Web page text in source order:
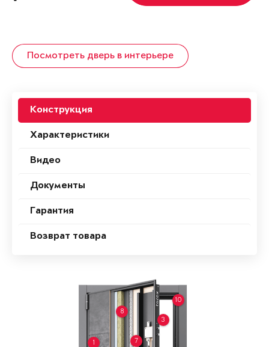
Посмотреть дверь в интерьере
Конструкция
Характеристики
Видео
Документы
Гарантия
Возврат товара
1
3
7
8
10